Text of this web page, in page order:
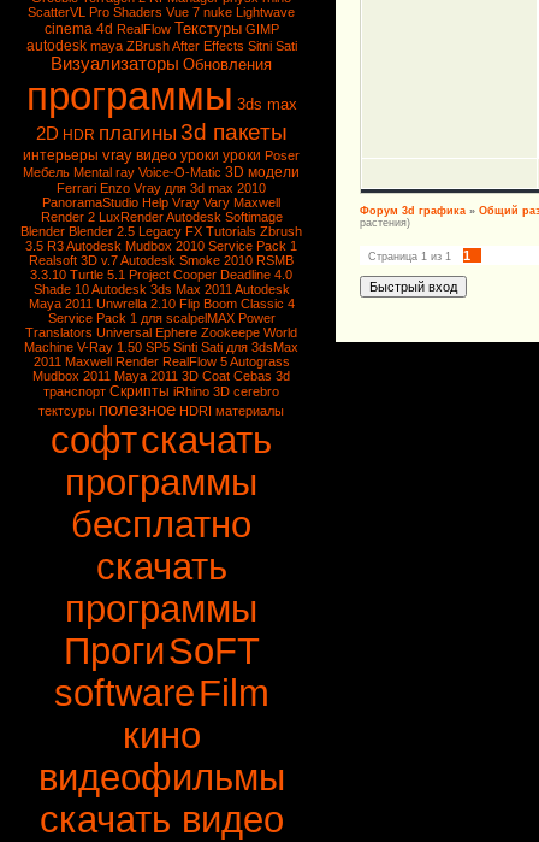
ScatterVL Pro Shaders Vue 7 nuke Lightwave
cinema 4d RealFlow Текстуры GIMP
autodesk maya ZBrushAfter Effects Sitni Sati
Визуализаторы Обновления
программы 3ds max
2D HDR плагины 3d пакеты
интерьеры vray видео уроки уроки Poser
Мебель Mental ray Voice-O-Matic 3D модели
Ferrari Enzo Vray для 3d max 2010
PanoramaStudio Help Vray Vary Maxwell
Render 2 LuxRenderAutodesk Softimage
Blender Blender 2.5 Legacy FX Tutorials Zbrush
3.5 R3 Autodesk Mudbox 2010 Service Pack 1
Realsoft 3D v.7 Autodesk Smoke 2010 RSMB
3.3.10 Turtle 5.1 Project Cooper Deadline 4.0
Shade 10Autodesk 3ds Max 2011 Autodesk
Maya 2011 Unwrella 2.10 Flip Boom Classic 4
Service Pack 1 для scalpelMAX Power
Translators Universal Ephere Zookeepe World
Machine V-Ray 1.50 SP5 Sinti Sati для 3dsMax
2011 Maxwell Render RealFlow 5Autograss
Mudbox 2011 Maya 2011 3D Coat Cebas 3d
транспорт Скрипты iRhino 3D cerebro
тектсуры полезное HDRI материалы
софтскачать
программы
бесплатно
скачать
программы
ПрогиSoFT
softwareFilm
кино
видеофильмы
скачать видео
Форум 3d графика » Общий
растения)
Страница 1 из 1 1